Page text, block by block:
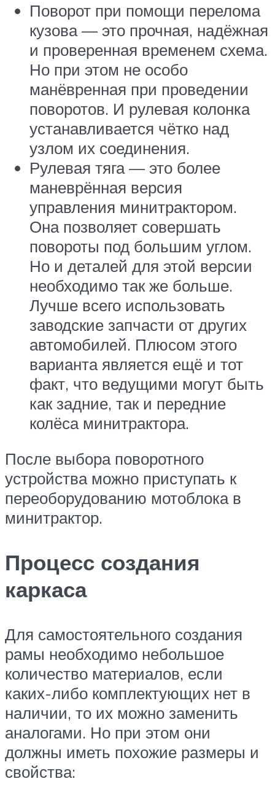
Поворот при помощи перелома
кузова — это прочная, надёжная
и проверенная временем схема.
Но при этом не особо
манёвренная при проведении
поворотов. И рулевая колонка
устанавливается чётко над
узлом их соединения.
Рулевая тяга — это более
маневрённая версия
управления минитрактором.
Она позволяет совершать
повороты под большим углом.
Но и деталей для этой версии
необходимо так же больше.
Лучше всего использовать
заводские запчасти от других
автомобилей. Плюсом этого
варианта является ещё и тот
факт, что ведущими могут быть
как задние, так и передние
колёса минитрактора.
После выбора поворотного
устройства можно приступать к
переоборудованию мотоблока в
минитрактор.
Процесс создания
каркаса
Для самостоятельного создания
рамы необходимо небольшое
количество материалов, если
каких-либо комплектующих нет в
наличии, то их можно заменить
аналогами. Но при этом они
должны иметь похожие размеры и
свойства: